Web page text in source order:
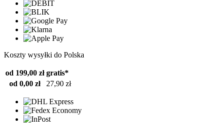
Koszty wysyłki do Polska
od 199,00 zł gratis*
od 0,00 zł
27,90 zł